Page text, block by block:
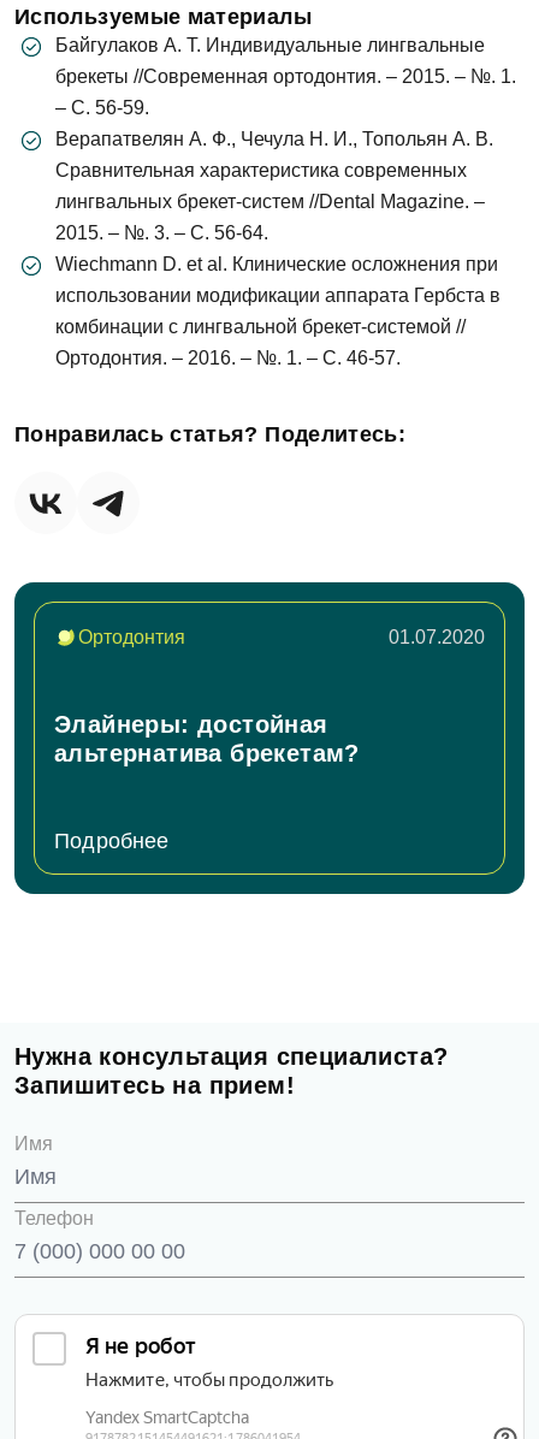
Используемые материалы
Байгулаков А. Т. Индивидуальные лингвальные
брекеты //Современная ортодонтия. – 2015. – №. 1.
– С. 56-59.
Верапатвелян А. Ф., Чечула Н. И., Топольян А. В.
Сравнительная характеристика современных
лингвальных брекет-систем //Dental Magazine. –
2015. – №. 3. – С. 56-64.
Wiechmann D. et al. Клинические осложнения при
использовании модификации аппарата Гербста в
комбинации с лингвальной брекет-системой //
Ортодонтия. – 2016. – №. 1. – С. 46-57.
Понравилась статья? Поделитесь:
Ортодонтия 01.07.2020
Элайнеры: достойная
альтернатива брекетам?
Подробнее
Нужна консультация специалиста?
Запишитесь на прием!
Имя
Телефон
Согласен наобработку персональных
данных
Записаться на приём
Мы свяжемся с вами в ближайшее время
ОК